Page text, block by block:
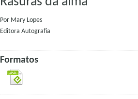
Por Mary Lopes
Editora Autografia
Formatos